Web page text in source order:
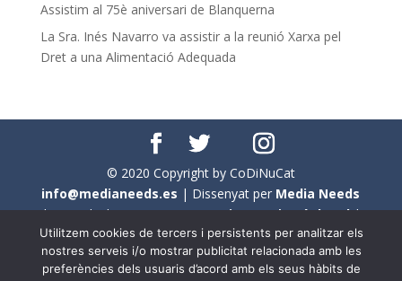
Assistim al 75è aniversari de Blanquerna
La Sra. Inés Navarro va assistir a la reunió Xarxa pel
Dret a una Alimentació Adequada
© 2020 Copyright by CoDiNuCat
info@medianeeds.es | Dissenyat per Media Needs
| Tots els drets reservats aCoDiNuCat |Avís legal|
Avís per cookies
En aquest web s'ha tingut en compte l'ús no sexista del
Utilitzem cookies de tercers i persistents per analitzar els
nostres serveis i/o mostrar publicitat relacionada amb les
preferències dels usuaris d’acord amb els seus hàbits de